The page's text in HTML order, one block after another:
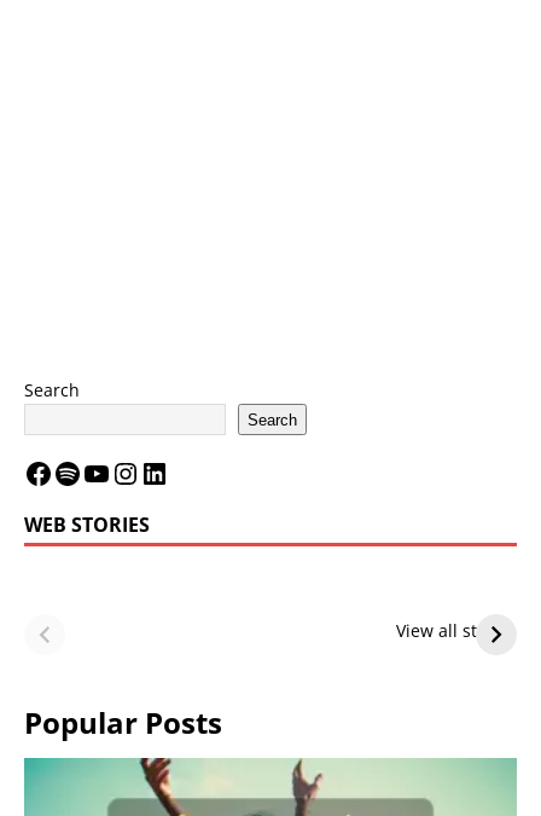
Search
Search
WEB STORIES
View all stories
Future — Lakers
or Warriors?
Lakers Future
Popular Posts